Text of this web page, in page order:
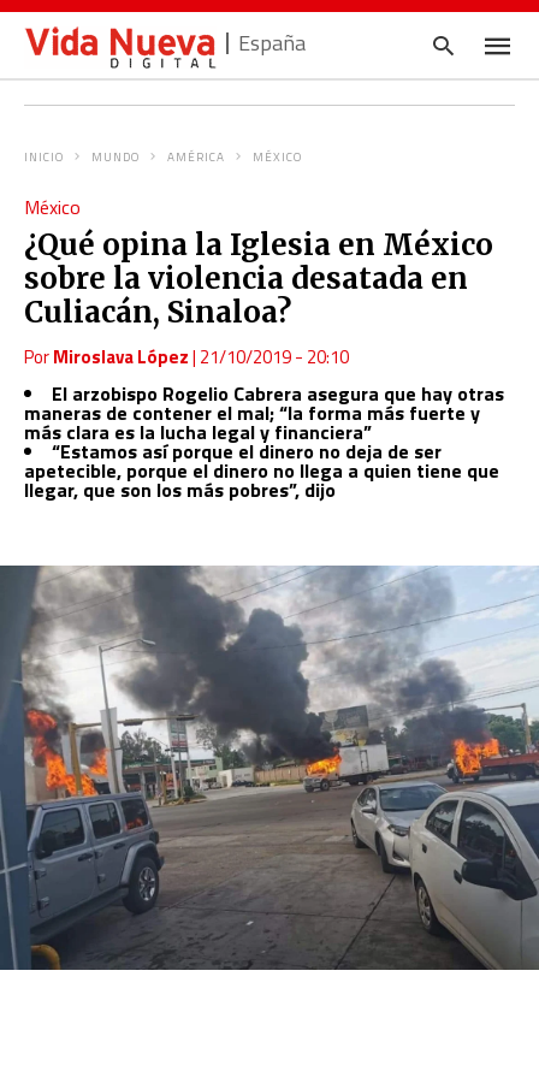
España
y
INICIO MUNDO AMÉRICA MÉXICO
México
¿Qué opina la Iglesia en México
sobre la violencia desatada en
Culiacán, Sinaloa?
PorMiroslava López| 21/10/2019 - 20:10
El arzobispo Rogelio Cabrera asegura que hay otras
maneras de contener el mal; “la forma más fuerte y
más clara es la lucha legal y financiera”
“Estamos así porque el dinero no deja de ser
apetecible, porque el dinero no llega a quien tiene que
llegar, que son los más pobres”, dijo